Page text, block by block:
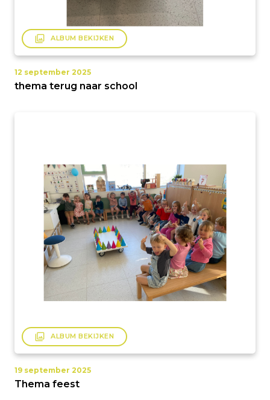
filter ALBUM BEKIJKEN
12 september 2025
thema terug naar school
filter ALBUM BEKIJKEN
19 september 2025
Thema feest